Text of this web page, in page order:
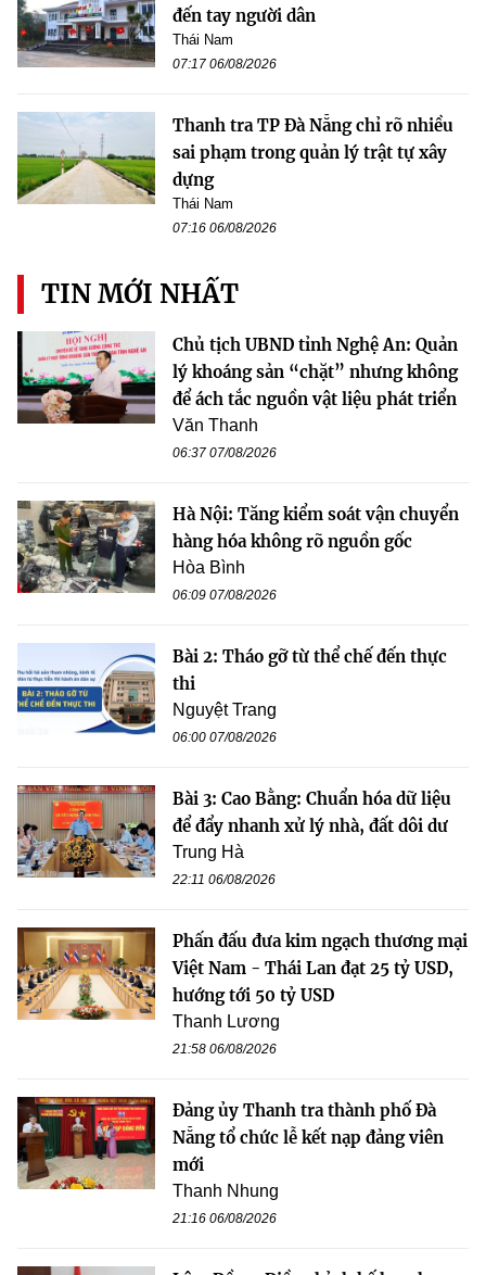
đến tay người dân
Thái Nam
07:17 06/08/2026
Thanh tra TP Đà Nẵng chỉ rõ nhiều
sai phạm trong quản lý trật tự xây
dựng
Thái Nam
07:16 06/08/2026
TIN MỚI NHẤT
Chủ tịch UBND tỉnh Nghệ An: Quản
lý khoáng sản “chặt” nhưng không
để ách tắc nguồn vật liệu phát triển
Văn Thanh
06:37 07/08/2026
Hà Nội: Tăng kiểm soát vận chuyển
hàng hóa không rõ nguồn gốc
Hòa Bình
06:09 07/08/2026
Bài 2: Tháo gỡ từ thể chế đến thực
thi
Nguyệt Trang
06:00 07/08/2026
Bài 3: Cao Bằng: Chuẩn hóa dữ liệu
để đẩy nhanh xử lý nhà, đất dôi dư
Trung Hà
22:11 06/08/2026
Phấn đấu đưa kim ngạch thương mại
Việt Nam - Thái Lan đạt 25 tỷ USD,
hướng tới 50 tỷ USD
Thanh Lương
21:58 06/08/2026
Đảng ủy Thanh tra thành phố Đà
Nẵng tổ chức lễ kết nạp đảng viên
mới
Thanh Nhung
21:16 06/08/2026